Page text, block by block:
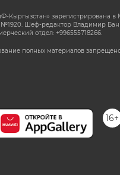
Кыргызстан» зарегистрирована
Шеф-редактор Владимир
отдел: +996555718266.
полных материалов
16+